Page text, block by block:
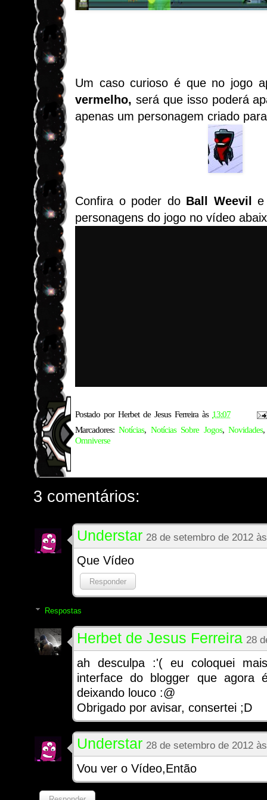
Um caso curioso é que no jogo
vermelho, será que isso poderá
apenas um personagem criado
Confira o poder do Ball Weevil e
personagens do jogo no vídeo
Postado por Herbet de Jesus Ferreira às 13:07
Marcadores:Notícias, Notícias Sobre Jogos,Novidades
Omniverse
3 comentários:
Understar 28 de setembro de 2012
Que Vídeo
Responder
Respostas
Herbet de Jesus Ferreira 28
ah desculpa :'( eu coloquei
interface do blogger que agora
deixando louco :@
Obrigado por avisar, consertei ;D
Understar 28 de setembro de 2012
Vou ver o Vídeo,Então